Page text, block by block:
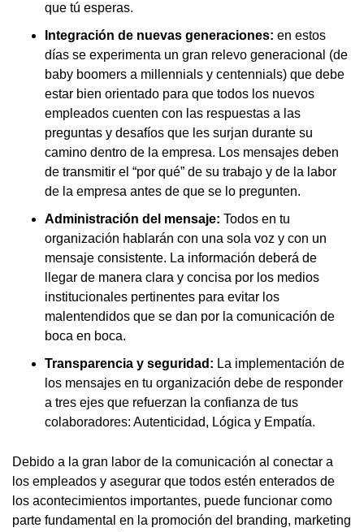
que tú esperas.
Integración de nuevas generaciones: en estos
días se experimenta un gran relevo generacional (de
baby boomers a millennials y centennials) que debe
estar bien orientado para que todos los nuevos
empleados cuenten con las respuestas a las
preguntas y desafíos que les surjan durante su
camino dentro de la empresa. Los mensajes deben
de transmitir el “por qué” de su trabajo y de la labor
de la empresa antes de que se lo pregunten.
Administración del mensaje: Todos en tu
organización hablarán con una sola voz y con un
mensaje consistente. La información deberá de
llegar de manera clara y concisa por los medios
institucionales pertinentes para evitar los
malentendidos que se dan por la comunicación de
boca en boca.
Transparencia y seguridad: La implementación de
los mensajes en tu organización debe de responder
a tres ejes que refuerzan la confianza de tus
colaboradores: Autenticidad, Lógica y Empatía.
Debido a la gran labor de la comunicación al conectar a
los empleados y asegurar que todos estén enterados de
los acontecimientos importantes, puede funcionar como
parte fundamental en la promoción del branding, marketing